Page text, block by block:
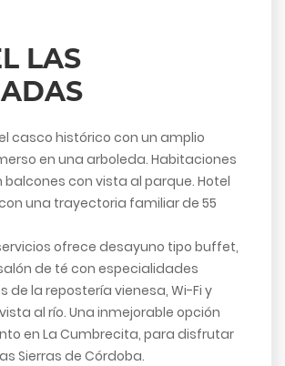
LAS
casco histórico con un amplio
en una arboleda. Habitaciones
con vista al parque. Hotel
una trayectoria familiar de 55
ofrece desayuno tipo buffet,
de té con especialidades
de la repostería vienesa, Wi-Fi y
al río. Una inmejorable opción
en La Cumbrecita, para disfrutar
Sierras de Córdoba.